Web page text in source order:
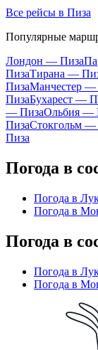
Все рейсы в Пиза
Популярные
Лондон — Пиза
ПизаТирана —
ПизаМанчестер —
ПизаБухарест —
— ПизаОльбия —
ПизаСтокгольм —
Пиза
Погода в
Погода в
Погода в
Погода в
Погода в
Погода в